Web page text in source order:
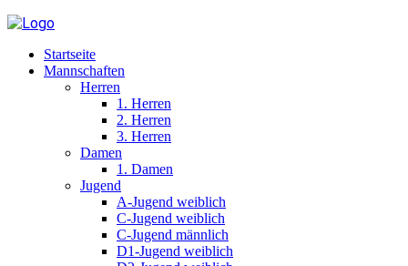
Startseite
Mannschaften
Herren
1. Herren
2. Herren
3. Herren
Damen
1. Damen
Jugend
A-Jugend weiblich
C-Jugend weiblich
C-Jugend männlich
D1-Jugend weiblich